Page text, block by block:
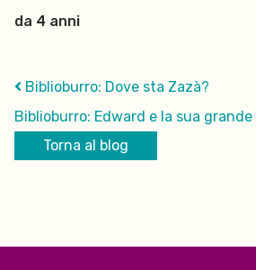
da 4 anni
Biblioburro: Dove sta Zazà?
Torna al blog
Biblioburro: Edward e la sua